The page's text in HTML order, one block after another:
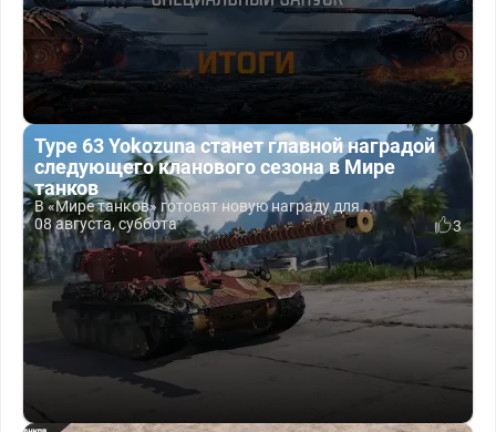
Type 63 Yokozuna станет главной наградой
следующего кланового сезона в Мире
танков
В «Мире танков» готовят новую награду для...
08 августа, суббота
3